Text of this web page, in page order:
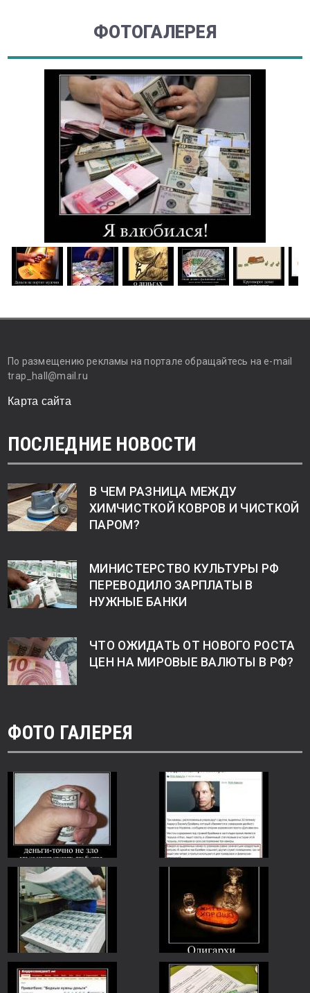
ФОТОГАЛЕРЕЯ
По размещению рекламы на портале обращайтесь на e-mail
trap_hall@mail.ru
Карта сайта
ПОСЛЕДНИЕ НОВОСТИ
В ЧЕМ РАЗНИЦА МЕЖДУ
ХИМЧИСТКОЙ КОВРОВ И ЧИСТКОЙ
ПАРОМ?
МИНИСТЕРСТВО КУЛЬТУРЫ РФ
ПЕРЕВОДИЛО ЗАРПЛАТЫ В
НУЖНЫЕ БАНКИ
ЧТО ОЖИДАТЬ ОТ НОВОГО РОСТА
ЦЕН НА МИРОВЫЕ ВАЛЮТЫ В РФ?
ФОТО ГАЛЕРЕЯ